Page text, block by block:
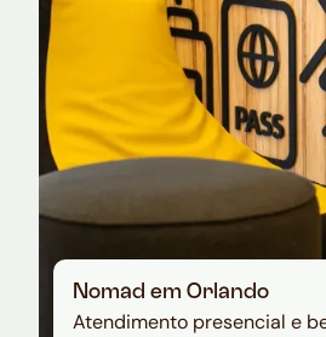
Nomad em Orlando
Atendimento presencial e